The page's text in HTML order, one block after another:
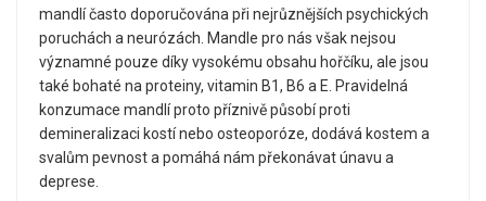
mandlí často doporučována při nejrůznějších psychických
poruchách a neurózách. Mandle pro nás však nejsou
významné pouze díky vysokému obsahu hořčíku, ale jsou
také bohaté na proteiny, vitamin B1, B6 a E. Pravidelná
konzumace mandlí proto příznivě působí proti
demineralizaci kostí nebo osteoporóze, dodává kostem a
svalům pevnost a pomáhá nám překonávat únavu a
deprese.